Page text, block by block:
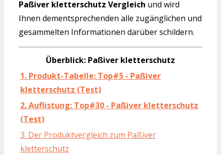
Paßiver kletterschutz Vergleich und wird
Ihnen dementsprechenden alle zugänglichen und
gesammelten Informationen darüber schildern.
Überblick: Paßiver kletterschutz
1. Produkt-Tabelle: Top#5 - Paßiver
kletterschutz (Test)
2. Auflistung: Top#30 - Paßiver kletterschutz
(Test)
3. Der Produktvergleich zum Paßiver
kletterschutz